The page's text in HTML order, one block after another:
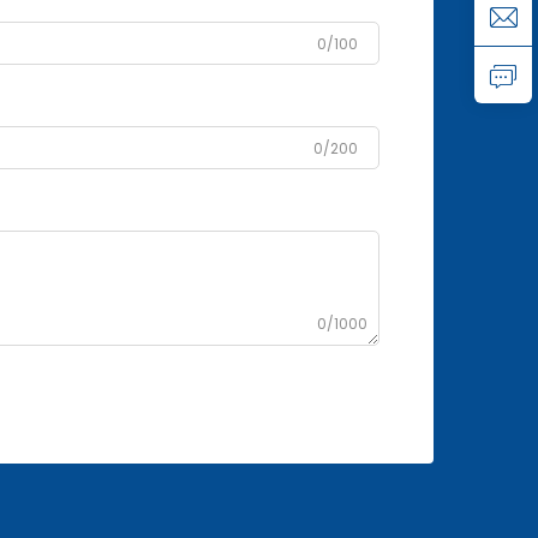
0/100
0/200
0/1000